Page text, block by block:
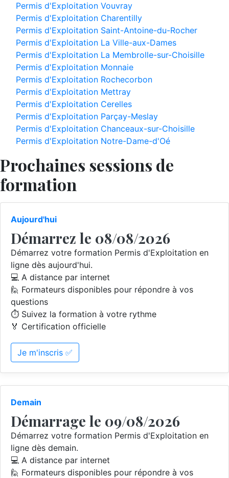
Permis d'Exploitation Vouvray
Permis d'Exploitation Charentilly
Permis d'Exploitation Saint-Antoine-du-Rocher
Permis d'Exploitation La Ville-aux-Dames
Permis d'Exploitation La Membrolle-sur-Choisille
Permis d'Exploitation Monnaie
Permis d'Exploitation Rochecorbon
Permis d'Exploitation Mettray
Permis d'Exploitation Cerelles
Permis d'Exploitation Parçay-Meslay
Permis d'Exploitation Chanceaux-sur-Choisille
Permis d'Exploitation Notre-Dame-d'Oé
Prochaines sessions de
formation
Aujourd'hui
Démarrez le 08/08/2026
Démarrez votre formation Permis d'Exploitation en
ligne dès aujourd'hui.
💻 A distance par internet
🙋 Formateurs disponibles pour répondre à vos
questions
⏱️ Suivez la formation à votre rythme
🏅 Certification officielle
Je m'inscris ✅
Demain
Démarrage le 09/08/2026
Démarrez votre formation Permis d'Exploitation en
ligne dès demain.
💻 A distance par internet
🙋 Formateurs disponibles pour répondre à vos